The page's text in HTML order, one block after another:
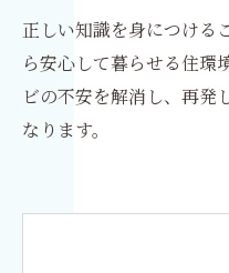
正しい知識を身につける
ら安心して暮らせる住環
ビの不安を解消し、再発
なります。